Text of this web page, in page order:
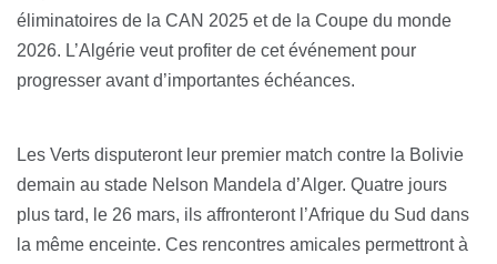
éliminatoires de la CAN 2025 et de la Coupe du monde
2026. L’Algérie veut profiter de cet événement pour
progresser avant d’importantes échéances.
Les Verts disputeront leur premier match contre la Bolivie
demain au stade Nelson Mandela d’Alger. Quatre jours
plus tard, le 26 mars, ils affronteront l’Afrique du Sud dans
la même enceinte. Ces rencontres amicales permettront à